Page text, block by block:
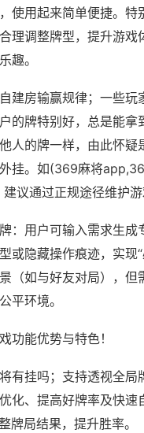
使用起来简单便捷。特
理调整牌型，提升游戏
趣。
建房输赢规律；一些玩
的牌特别好，总是能拿
人的牌一样，由此怀疑
挂。如(369麻将
议通过正规途径维护游
：用户可输入需求生成
或隐藏操作痕迹，实现
（如与好友对局），但
平环境。
功能优势与特色！
有挂吗；支持透视全局
化、提高好牌率及快速
牌局结果，提升胜率。